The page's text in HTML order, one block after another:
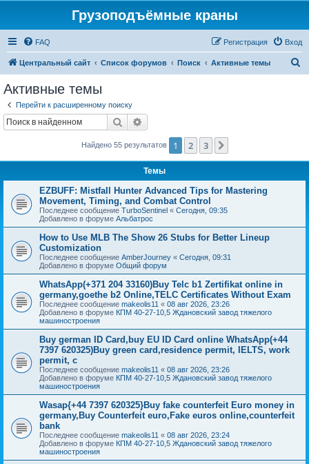
Грузоподъёмные краны
FAQ Вход
Регистрация
Центральный сайт Список форумов Поиск Активные темы
Активные темы
Перейти к расширенному поиску
Поиск
Найдено 55 результатов 1 2 3
Темы
EZBUFF: Mistfall Hunter Advanced Tips for Mastering
Movement, Timing, and Combat Control
Последнее сообщение TurboSentinel « Сегодня, 09:35
Добавлено в форуме Альбатрос
How to Use MLB The Show 26 Stubs for Better Lineup
Customization
Последнее сообщение AmberJourney « Сегодня, 09:31
Добавлено в форуме Общий форум
WhatsApp(+371 204 33160)Buy Telc b1 Zertifikat online in
germany,goethe b2 Online,TELC Certificates Without Exam
Последнее сообщение makeolis11 « 08 авг 2026, 23:26
Добавлено в форуме КПМ 40-27-10,5 Ждановский завод тяжелого
машиностроения
Buy german ID Card,buy EU ID Card online WhatsApp(+44
7397 620325)Buy green card,residence permit, IELTS, work
permit, c
Последнее сообщение makeolis11 « 08 авг 2026, 23:26
Добавлено в форуме КПМ 40-27-10,5 Ждановский завод тяжелого
машиностроения
Wasap{+44 7397 620325}Buy fake counterfeit Euro money in
germany,Buy Counterfeit euro,Fake euros online,counterfeit
bank
Последнее сообщение makeolis11 « 08 авг 2026, 23:24
Добавлено в форуме КПМ 40-27-10,5 Ждановский завод тяжелого
машиностроения